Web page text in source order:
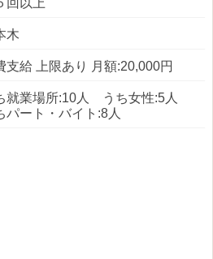
回以上
木
支給 上限あり 月額:20,000円
就業場所:10人 うち女性:5人
パート・バイト:8人